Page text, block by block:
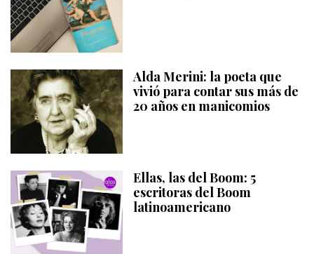
Alda Merini: la poeta que
vivió para contar sus más de
20 años en manicomios
Ellas, las del Boom: 5
escritoras del Boom
latinoamericano